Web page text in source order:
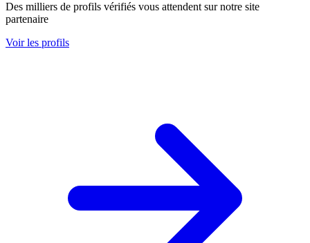
Des milliers de profils vérifiés vous attendent sur notre site
partenaire
Voir les profils